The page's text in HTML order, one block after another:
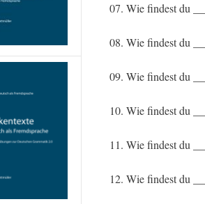
07. Wie findest du
08. Wie findest du
09. Wie findest du
10. Wie findest du
11. Wie findest du
12. Wie findest du